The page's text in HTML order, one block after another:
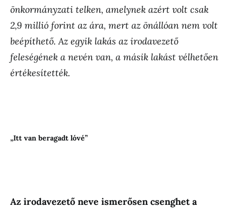
önkormányzati telken, amelynek azért volt csak
2,9 millió forint az ára, mert az önállóan nem volt
beépíthető. Az egyik lakás az irodavezető
feleségének a nevén van, a másik lakást vélhetően
értékesítették.
„Itt van beragadt lóvé”
Az irodavezető neve ismerősen csenghet a